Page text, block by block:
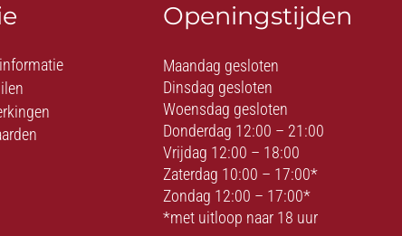
Openingstijden
Maandag gesloten
Dinsdag gesloten
Woensdag gesloten
Donderdag 12:00 – 21:00
Vrijdag 12:00 – 18:00
Zaterdag 10:00 – 17:00*
Zondag 12:00 – 17:00*
*met uitloop naar 18 uur